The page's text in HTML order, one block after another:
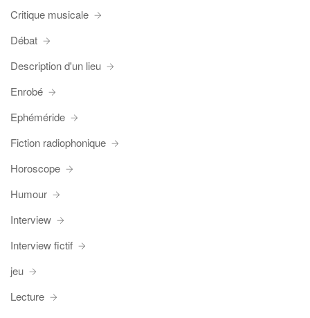
Critique musicale
Débat
Description d'un lieu
Enrobé
Ephéméride
Fiction radiophonique
Horoscope
Humour
Interview
Interview fictif
jeu
Lecture